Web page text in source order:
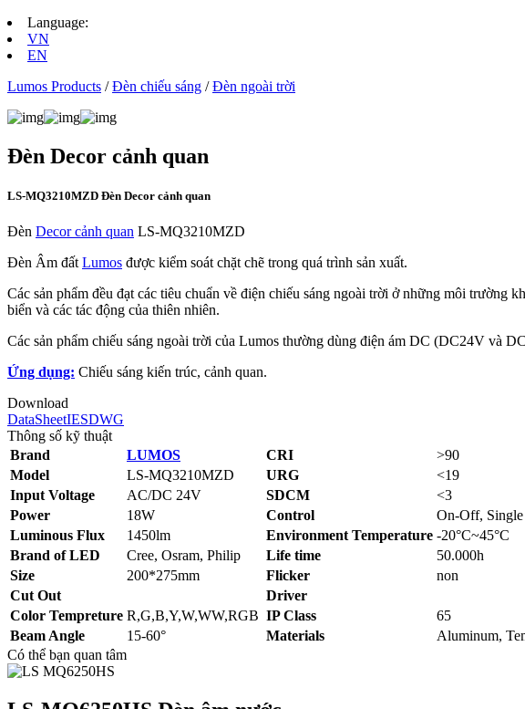
Language:
VN
EN
Lumos Products /Đèn chiếu sáng /Đèn ngoài trời
Đèn Decor cảnh quan
LS-MQ3210MZD Đèn Decor cảnh quan
Đèn Decor cảnh quan LS-MQ3210MZD
Đèn Âm đất Lumos được kiểm soát chặt chẽ trong quá trình sản xuất.
Các sản phẩm đều đạt các tiêu chuẩn về điện chiếu sáng ngoài trời ở những môi trường
biển và các tác động của thiên nhiên.
Các sản phẩm chiếu sáng ngoài trời của Lumos thường dùng điện ám DC (DC24V và
Ứng dụng: Chiếu sáng kiến trúc, cảnh quan.
Download
DataSheetIESDWG
Thông số kỹ thuật
Brand
LUMOS CRI
>90
Model
LS-MQ3210MZD URG
<19
Input Voltage
AC/DC 24V SDCM
<3
Power
18W Control
On-Off,
Luminous Flux
1450lm Environment Temperature -20°C~45°C
Brand of LED
Cree, Osram, Philip Life time
50.000h
Size
200*275mm Flicker
non
Cut Out
Driver
Color Tempreture R,G,B,Y,W,WW,RGB IP Class
65
Beam Angle
15-60° Materials
Aluminum,
Có thể bạn quan tâm